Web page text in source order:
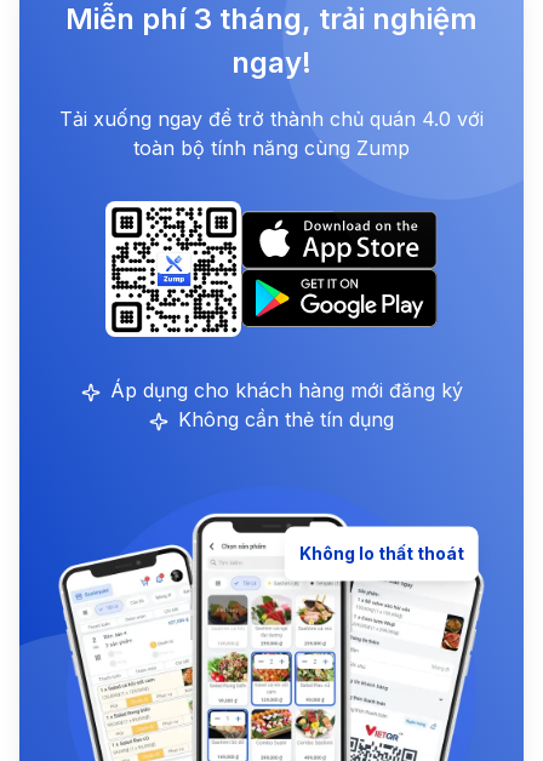
Miễn phí 3 tháng, trải nghiệm
ngay!
Tải xuống ngay để trở thành chủ quán 4.0 với
toàn bộ tính năng cùng Zump
Áp dụng cho khách hàng mới đăng ký
Không cần thẻ tín dụng
Không lo thất thoát